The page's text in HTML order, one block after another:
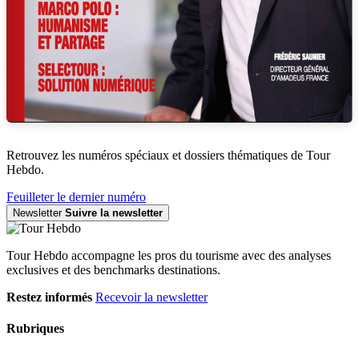
Retrouvez les numéros spéciaux et dossiers thématiques de Tour
Hebdo.
Feuilleter le dernier numéro
Newsletter Suivre la newsletter
Tour Hebdo accompagne les pros du tourisme avec des analyses
exclusives et des benchmarks destinations.
Restez informés Recevoir la newsletter
Rubriques